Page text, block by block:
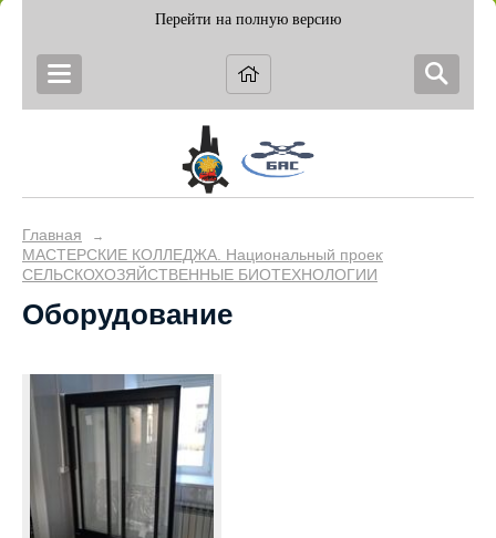
Перейти на полную версию
Главная →
МАСТЕРСКИЕ КОЛЛЕДЖА. Национальный проект
СЕЛЬСКОХОЗЯЙСТВЕННЫЕ БИОТЕХНОЛОГИИ
Оборудование